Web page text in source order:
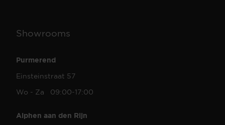
Showrooms
Purmerend
Einsteinstraat 57
Wo - Za 09:00-17:00
Alphen aan den Rijn